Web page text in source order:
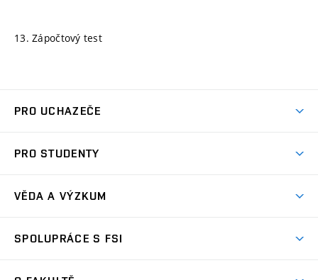
13. Zápočtový test
PRO UCHAZEČE
Ambasadoři studia
Zápisy
PRO STUDENTY
Studijní předpisy
VĚDA A VÝZKUM
Oblasti výzkumu
SPOLUPRÁCE S FSI